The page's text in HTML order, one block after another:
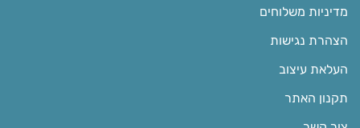
מדיניות משלוחים
הצהרת נגישות
העלאת עיצוב
תקנון האתר